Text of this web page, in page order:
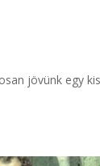
jövünk egy